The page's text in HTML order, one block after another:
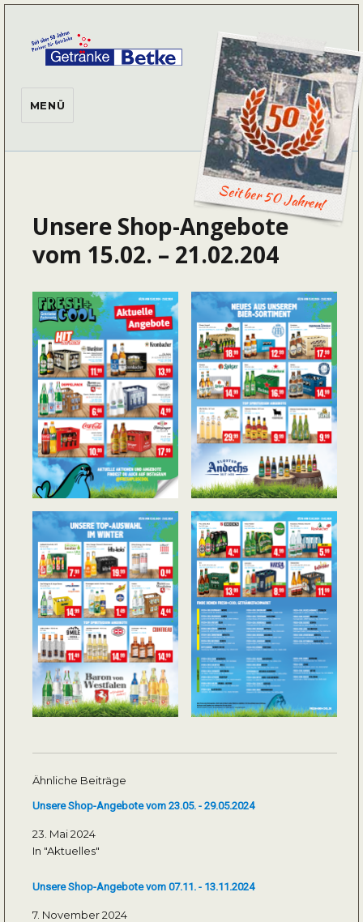
Seit ber 50 Jahren!
MENÜ
Unsere Shop-Angebote
vom 15.02. – 21.02.204
Ähnliche Beiträge
Unsere Shop-Angebote vom 23.05. - 29.05.2024
23. Mai 2024
In "Aktuelles"
Unsere Shop-Angebote vom 07.11. - 13.11.2024
7. November 2024